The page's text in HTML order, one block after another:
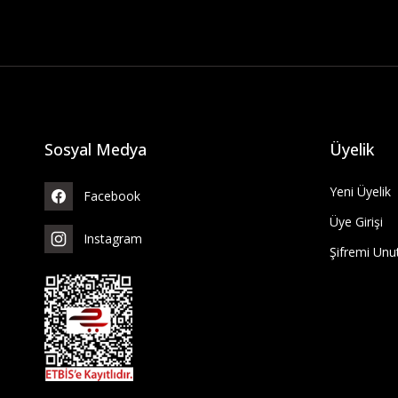
Sosyal Medya
Facebook
Instagram
Üyelik
Yeni Üyelik
Üye Girişi
Şifremi